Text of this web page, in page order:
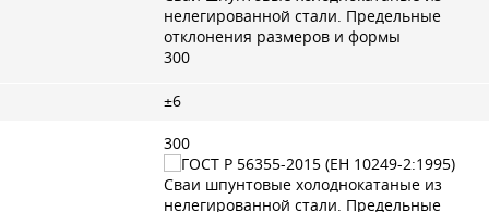
300
±6
300